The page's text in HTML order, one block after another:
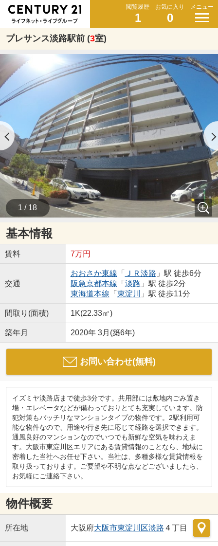
閲覧履歴
1
お気に入り
0
メニュー
プレサンス淡路駅前 (3室)
1 / 18
基本情報
賃料 7万円
交通
おおさか東線 「 ＪＲ淡路 」駅 徒歩6分
阪急京都本線 「 淡路 」駅 徒歩2分
東海道本線 「 東淀川 」駅 徒歩11分
間取り(面積) 1K(22.33㎡)
築年月 2020年 3月(築6年)
お問い合わせ(無料)
イズミヤ淡路店まで徒歩3分です。共用部には敷地内ごみ置き
場・エレベータなどが備わっておりとても充実しています。防
犯対策もバッチリなマンションタイプの物件です。2駅利用可
能な物件なので、用途や行き先に応じて経路を選択できます。
通風良好のマンションなのでいつでも新鮮な空気を味わえま
す。大阪市東淀川区エリアにある賃貸情報のことなら、地域に
密着した当社へお任せ下さい。当社は、多種多様な賃貸情報を
取り扱っております。ご要望や不明な点などございましたら、
お気軽にご連絡下さい。
物件概要
所在地 大阪府大阪市東淀川区淡路 ４丁目